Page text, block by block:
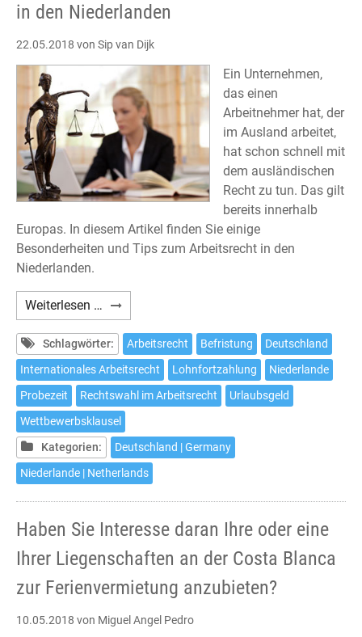
in den Niederlanden
22.05.2018 von Sip van Dijk
Ein Unternehmen,
das einen
Arbeitnehmer hat, der
im Ausland arbeitet,
hat schon schnell mit
dem ausländischen
Recht zu tun. Das gilt
bereits innerhalb
Europas. In diesem Artikel finden Sie einige
Besonderheiten und Tips zum Arbeitsrecht in den
Niederlanden.
Weiterlesen … Einige
Besonderheiten
des
Arbeitsrechts
in
den
Niederlanden
Schlagwörter: Arbeitsrecht Befristung
Deutschland
Internationales Arbeitsrecht
Lohnfortzahlung
Niederlande
Probezeit
Rechtswahl im Arbeitsrecht
Urlaubsgeld
Wettbewerbsklausel
Kategorien:
Deutschland | Germany
Niederlande | Netherlands
Haben Sie Interesse daran Ihre oder eine
Ihrer Liegenschaften an der Costa Blanca
zur Ferienvermietung anzubieten?
10.05.2018 von Miguel Angel Pedro